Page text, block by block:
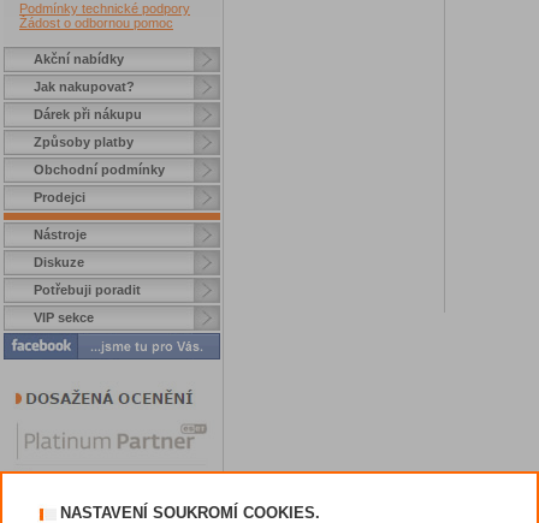
Podmínky technické podpory
Žádost o odbornou pomoc
Akční nabídky
Jak nakupovat?
Dárek při nákupu
Způsoby platby
Obchodní podmínky
Prodejci
Nástroje
Diskuze
Potřebuji poradit
VIP sekce
NASTAVENÍ SOUKROMÍ COOKIES.